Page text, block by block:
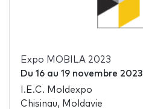
Expo MOBILA 2023
Du 16au 19 novembre 2023
I.E.C. Moldexpo
Chisinau, Moldavie